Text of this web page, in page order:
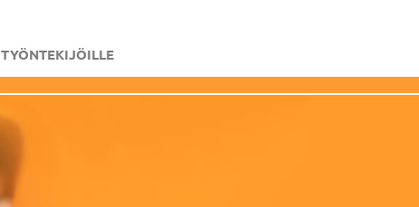
TYÖNTEKIJÖILLE